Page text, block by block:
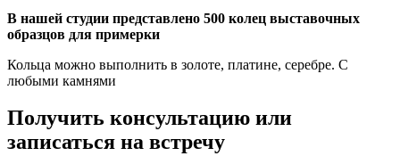
В нашей студии представлено 500 колец выставочных
образцов для примерки
Кольца можно выполнить в золоте, платине, серебре. С
любыми камнями
Получить консультацию или
записаться на встречу